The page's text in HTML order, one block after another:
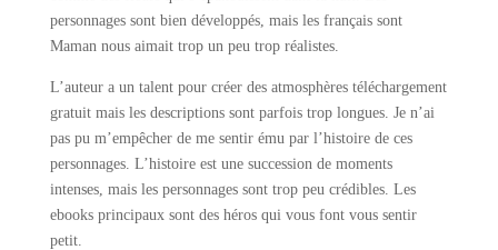
personnages sont bien développés, mais les français sont
Maman nous aimait trop un peu trop réalistes.
L’auteur a un talent pour créer des atmosphères téléchargement
gratuit mais les descriptions sont parfois trop longues. Je n’ai
pas pu m’empêcher de me sentir ému par l’histoire de ces
personnages. L’histoire est une succession de moments
intenses, mais les personnages sont trop peu crédibles. Les
ebooks principaux sont des héros qui vous font vous sentir
petit.